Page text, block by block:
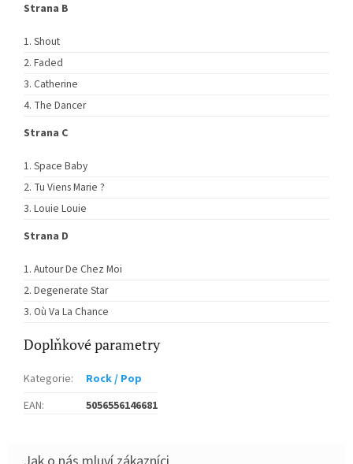
Strana B
Shout
Faded
Catherine
The Dancer
Strana C
Space Baby
Tu Viens Marie ?
Louie Louie
Strana D
Autour De Chez Moi
Degenerate Star
Où Va La Chance
Doplňkové parametry
Kategorie:
Rock / Pop
EAN: 5056556146681